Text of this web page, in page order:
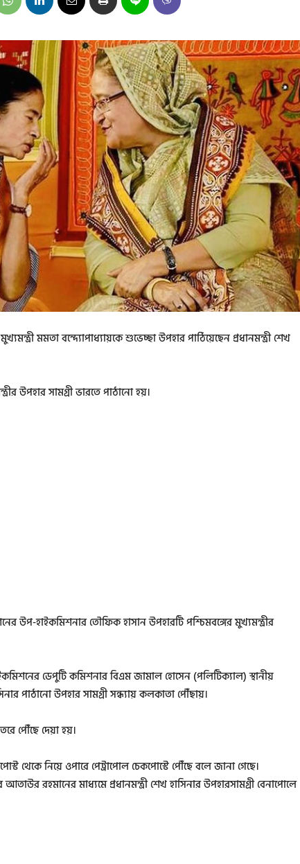
মমতা বন্দ্যোপাধ্যায়কে শুভেচ্ছা উপহার পাঠিয়েছেন প্রধানমন্ত্রী শেখ
উপহার সামগ্রী ভারতে পাঠানো হয়।
উপ-হাইকমিশনার তৌফিক হাসান উপহারটি পশ্চিমবঙ্গের মুখ্যমন্ত্রীর
ডেপুটি কমিশনার বিএম জামাল হোসেন (পলিটিক্যাল) স্থানীয়
পাঠানো উপহার সামগ্রী সন্ধ্যায় কলকাতা পৌঁছায়।
পৌঁছে দেয়া হয়।
থেকে নিয়ে ওপারে পেট্রাপোল চেকপোস্টে পৌঁছে বলে জানা গেছে।
রহমানের মাধ্যমে প্রধানমন্ত্রী শেখ হাসিনার উপহারসামগ্রী বেনাপোলে